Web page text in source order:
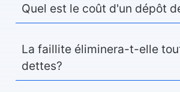
Quel est le coût d'un dépôt
La faillite éliminera-t-elle
dettes?